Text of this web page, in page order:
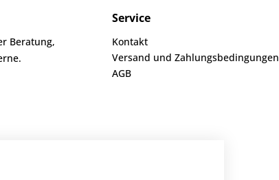
Beratung,
Service
Kontakt
Versand und Zahlungsbedingungen
AGB